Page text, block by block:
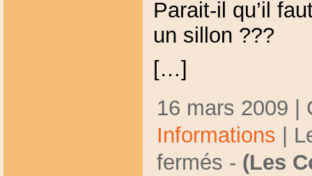
Parait-il qu’il
un sillon ???
[…]
16 mars 2009 |
Informations
fermés - (Les